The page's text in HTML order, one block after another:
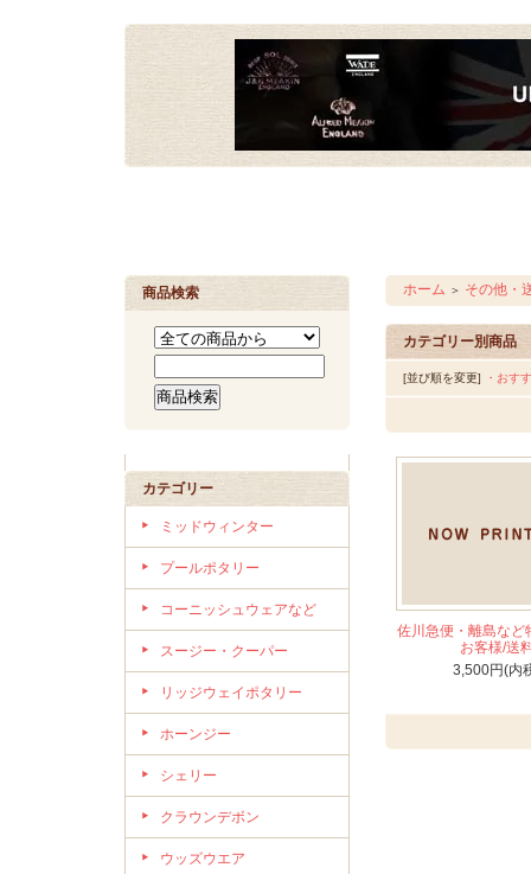
商品検索
カテゴリー
ミッドウィンター
プールポタリー
コーニッシュウェアなど
スージー・クーパー
リッジウェイポタリー
ホーンジー
シェリー
クラウンデボン
ウッズウエア
ホーム ＞ その他・
カテゴリー別商品
[並び順を変更] ・おす
佐川急便・離島など
お客様/送
3,500円(内